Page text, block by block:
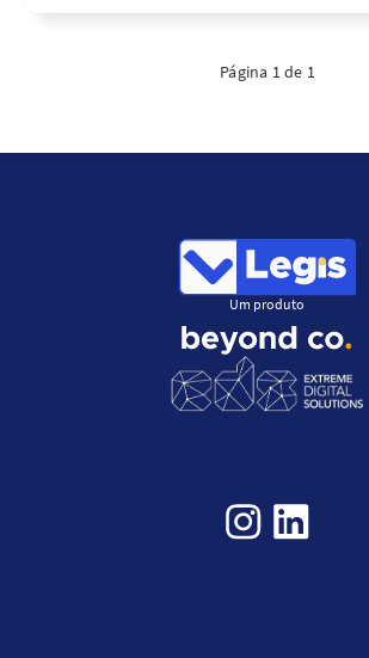
Página 1 de 1
Um produto